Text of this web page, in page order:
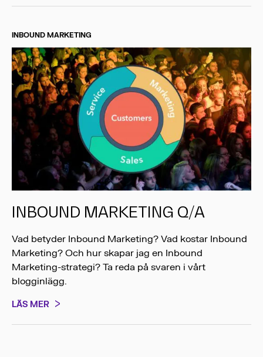
INBOUND MARKETING
INBOUND MARKETING Q/A
Vad betyder Inbound Marketing? Vad kostar Inbound
Marketing? Och hur skapar jag en Inbound
Marketing-strategi? Ta reda på svaren i vårt
blogginlägg.
LÄS MER